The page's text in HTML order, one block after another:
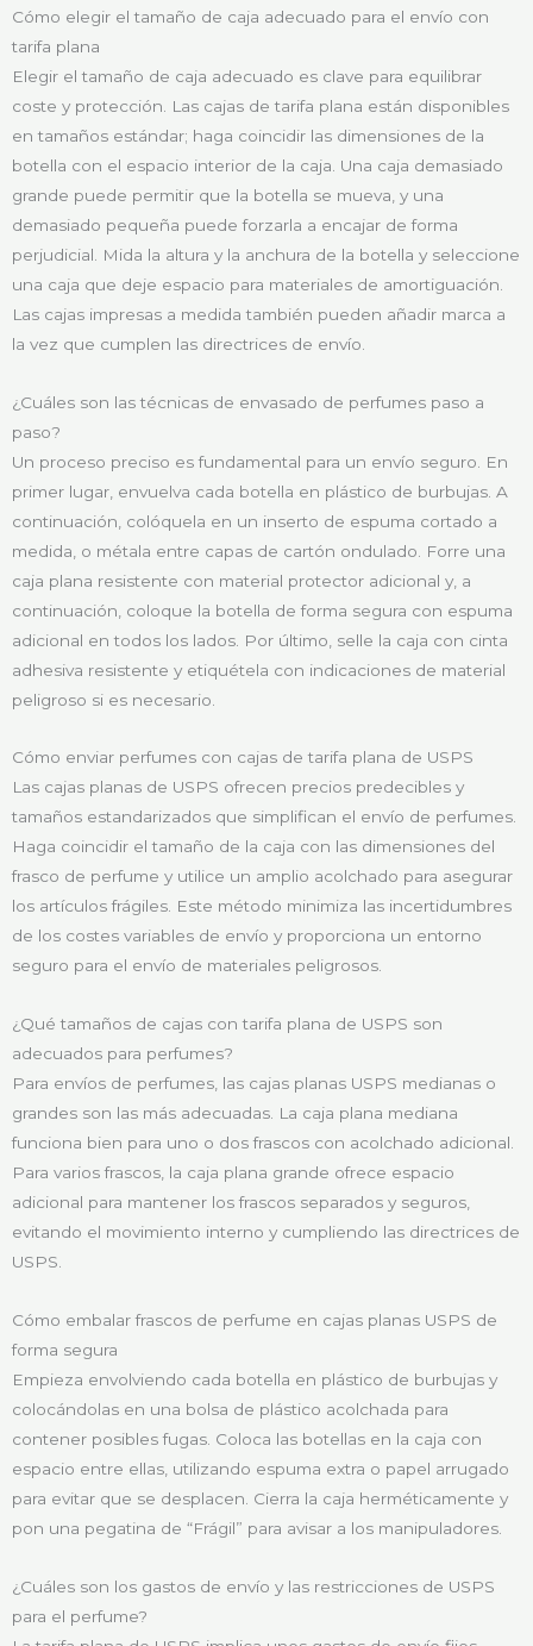
Cómo elegir el tamaño de caja adecuado para el envío con
tarifa plana
Elegir el tamaño de caja adecuado es clave para equilibrar
coste y protección. Las cajas de tarifa plana están disponibles
en tamaños estándar; haga coincidir las dimensiones de la
botella con el espacio interior de la caja. Una caja demasiado
grande puede permitir que la botella se mueva, y una
demasiado pequeña puede forzarla a encajar de forma
perjudicial. Mida la altura y la anchura de la botella y seleccione
una caja que deje espacio para materiales de amortiguación.
Las cajas impresas a medida también pueden añadir marca a
la vez que cumplen las directrices de envío.
¿Cuáles son las técnicas de envasado de perfumes paso a
paso?
Un proceso preciso es fundamental para un envío seguro. En
primer lugar, envuelva cada botella en plástico de burbujas. A
continuación, colóquela en un inserto de espuma cortado a
medida, o métala entre capas de cartón ondulado. Forre una
caja plana resistente con material protector adicional y, a
continuación, coloque la botella de forma segura con espuma
adicional en todos los lados. Por último, selle la caja con cinta
adhesiva resistente y etiquétela con indicaciones de material
peligroso si es necesario.
Cómo enviar perfumes con cajas de tarifa plana de USPS
Las cajas planas de USPS ofrecen precios predecibles y
tamaños estandarizados que simplifican el envío de perfumes.
Haga coincidir el tamaño de la caja con las dimensiones del
frasco de perfume y utilice un amplio acolchado para asegurar
los artículos frágiles. Este método minimiza las incertidumbres
de los costes variables de envío y proporciona un entorno
seguro para el envío de materiales peligrosos.
¿Qué tamaños de cajas con tarifa plana de USPS son
adecuados para perfumes?
Para envíos de perfumes, las cajas planas USPS medianas o
grandes son las más adecuadas. La caja plana mediana
funciona bien para uno o dos frascos con acolchado adicional.
Para varios frascos, la caja plana grande ofrece espacio
adicional para mantener los frascos separados y seguros,
evitando el movimiento interno y cumpliendo las directrices de
USPS.
Cómo embalar frascos de perfume en cajas planas USPS de
forma segura
Empieza envolviendo cada botella en plástico de burbujas y
colocándolas en una bolsa de plástico acolchada para
contener posibles fugas. Coloca las botellas en la caja con
espacio entre ellas, utilizando espuma extra o papel arrugado
para evitar que se desplacen. Cierra la caja herméticamente y
pon una pegatina de “Frágil” para avisar a los manipuladores.
¿Cuáles son los gastos de envío y las restricciones de USPS
para el perfume?